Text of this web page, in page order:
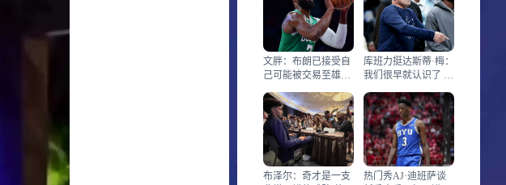
文胖：布朗已接受自
己可能被交易至雄鹿
件事
库班力挺达斯蒂·梅：
我们很早就认识了 他
布泽尔：奇才是一支
热门秀AJ·迪班萨谈